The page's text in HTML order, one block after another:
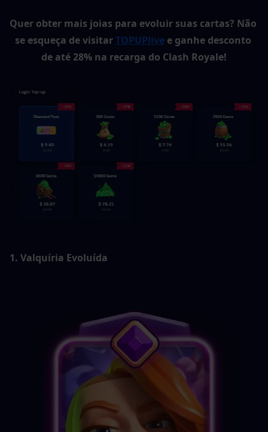
Quer obter mais joias para evoluir suas cartas? Não
se esqueça de visitar TOPUPlive e ganhe desconto
de até 28% na recarga do Clash Royale!
1. Valquíria Evoluída